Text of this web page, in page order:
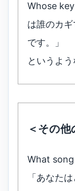
Whose
は誰のカギ
です。」
というよう
＜その他
What
「あなた